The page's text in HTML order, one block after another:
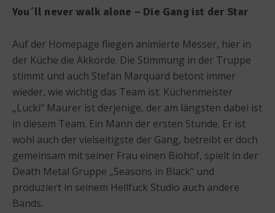
You´ll never walk alone – Die Gang ist der Star
Auf der Homepage fliegen animierte Messer, hier in
der Küche die Akkorde. Die Stimmung in der Truppe
stimmt und auch Stefan Marquard betont immer
wieder, wie wichtig das Team ist. Küchenmeister
„Lucki“ Maurer ist derjenige, der am längsten dabei ist
in diesem Team. Ein Mann der ersten Stunde. Er ist
wohl auch der vielseitigste der Gang, betreibt er doch
gemeinsam mit seiner Frau einen Biohof, spielt in der
Death Metal Gruppe „Seasons in Black“ und
produziert in seinem Hellfuck Studio auch andere
Bands.